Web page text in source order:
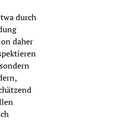
durch
daher